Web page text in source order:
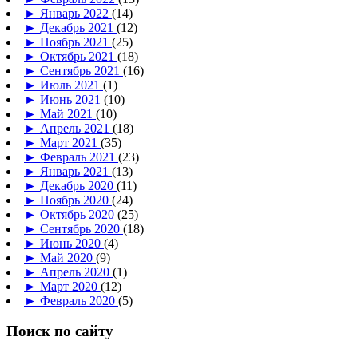
► Январь 2022 (14)
► Декабрь 2021 (12)
► Ноябрь 2021 (25)
► Октябрь 2021 (18)
► Сентябрь 2021 (16)
► Июль 2021 (1)
► Июнь 2021 (10)
► Май 2021 (10)
► Апрель 2021 (18)
► Март 2021 (35)
► Февраль 2021 (23)
► Январь 2021 (13)
► Декабрь 2020 (11)
► Ноябрь 2020 (24)
► Октябрь 2020 (25)
► Сентябрь 2020 (18)
► Июнь 2020 (4)
► Май 2020 (9)
► Апрель 2020 (1)
► Март 2020 (12)
► Февраль 2020 (5)
Поиск по сайту